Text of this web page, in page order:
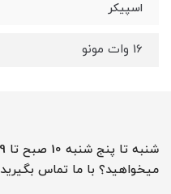
اسپیکر
16 وات مونو
میخواهید؟ با ما تماس